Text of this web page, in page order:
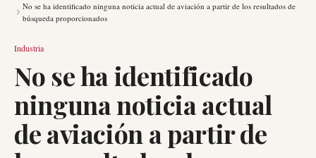
No se ha identificado ninguna noticia actual de aviación a partir de los resultados de
búsqueda proporcionados
Industria
No se ha identificado
ninguna noticia actual
de aviación a partir de